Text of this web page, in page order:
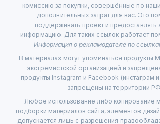
комиссию за покупки, совершённые по
дополнительных затрат для вас. Это
поддерживать проект и предоставлять
информацию. Для таких ссылок работает
Информация о рекламодателе по
В материалах могут упоминаться продукты
экстремистской организацией и
продукты Instagram и Facebook (инстаграм
запрещены на территории
Любое использование либо копирование
подборки материалов сайта, элементов
допускается лишь с разрешения